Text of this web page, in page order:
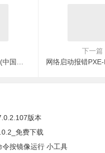
下一篇
版本
免费下载
令按镜像运行 小工具